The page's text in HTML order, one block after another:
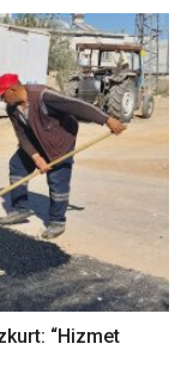
“Hizmet